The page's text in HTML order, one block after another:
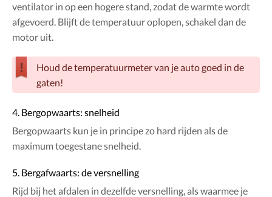
ventilator in op een hogere stand, zodat de warmte wordt
afgevoerd. Blijft de temperatuur oplopen, schakel dan de
motor uit.
Houd de temperatuurmeter van je auto goed in de
gaten!
4. Bergopwaarts: snelheid
Bergopwaarts kun je in principe zo hard rijden als de
maximum toegestane snelheid.
5. Bergafwaarts: de versnelling
Rijd bij het afdalen in dezelfde versnelling, als waarmee je